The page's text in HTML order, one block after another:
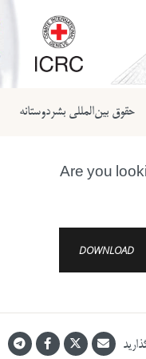
حقوق بین‌المللی بشردوستانه
Are you
DOWNLOAD